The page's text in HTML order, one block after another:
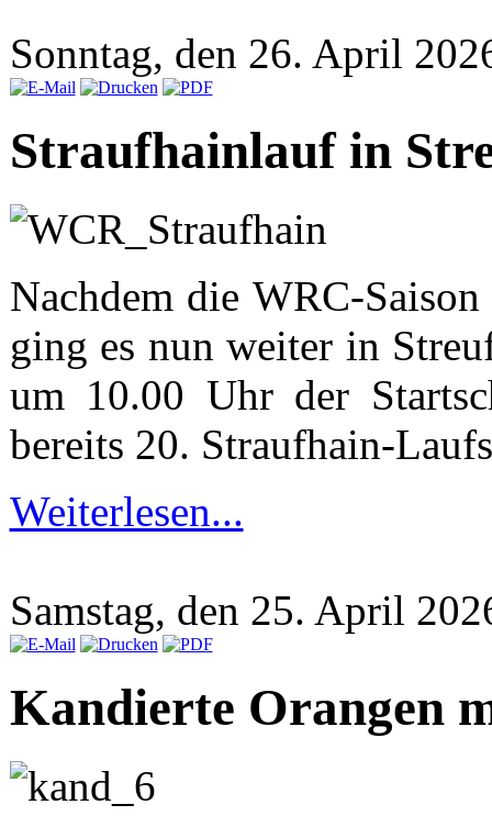
Sonntag, den 26. April
Straufhainlauf in
Nachdem die WRC-
ging es nun weiter in
um 10.00 Uhr der
bereits 20. Straufhain-
Weiterlesen...
Samstag, den 25. April
Kandierte Orangen